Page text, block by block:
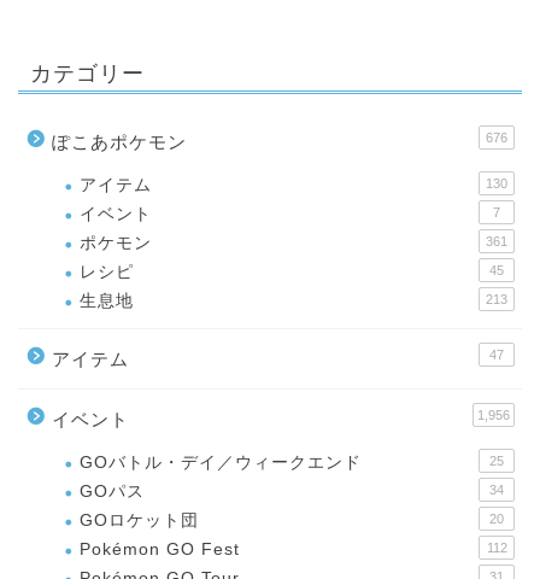
カテゴリー
ぽこあポケモン 676
アイテム 130
イベント 7
ポケモン 361
レシピ 45
生息地 213
アイテム 47
イベント 1,956
GOバトル・デイ／ウィークエンド 25
GOパス 34
GOロケット団 20
Pokémon GO Fest 112